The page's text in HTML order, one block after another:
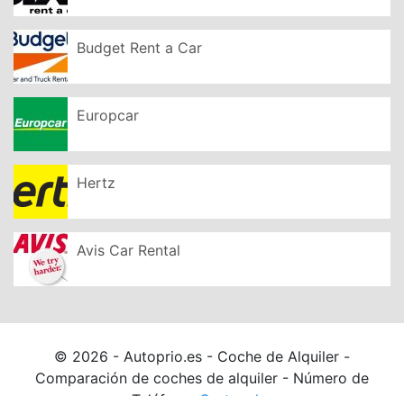
Budget Rent a Car
Europcar
Hertz
Avis Car Rental
© 2026 - Autoprio.es - Coche de Alquiler -
Comparación de coches de alquiler - Número de